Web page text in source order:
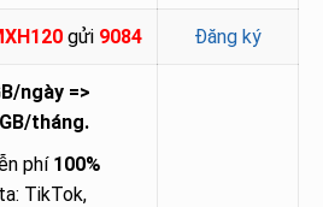
gửi 9084 Đăng ký
ngày =>
tháng.
phí 100%
TikTok,